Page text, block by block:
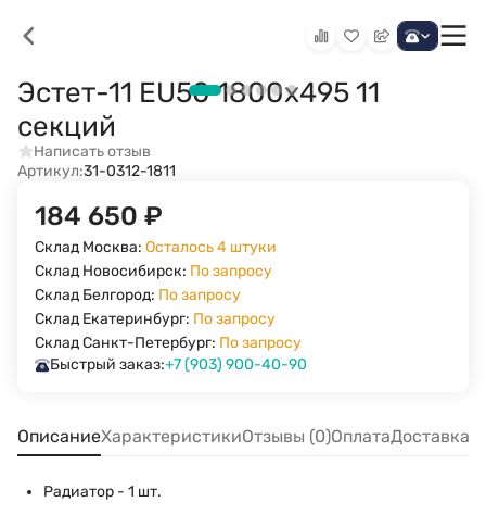
Эстет-11 EU50 1800х495 11
секций
Написать отзыв
Артикул:31-0312-1811
184 650 ₽
Склад Москва: Осталось 4 штуки
Склад Новосибирск: По запросу
Склад Белгород: По запросу
Склад Екатеринбург: По запросу
Склад Санкт-Петербург: По запросу
Быстрый заказ:+7 (903) 900-40-90
ОписаниеХарактеристикиОтзывы (0)ОплатаДоставка
Радиатор - 1 шт.